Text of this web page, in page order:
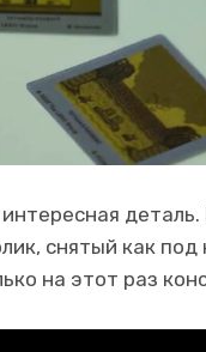
деталь.
снятый как
на этот раз